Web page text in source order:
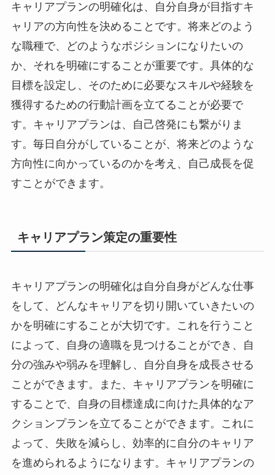
キャリアプランの明確化は、自分自身が目指すキ
ャリアの方向性を決めることです。将来どのよう
な職種で、どのようなポジションになりたいの
か、それを明確にすることが重要です。具体的な
目標を設定し、そのために必要なスキルや経験を
獲得するための行動計画を立てることが必要で
す。キャリアプランは、自己啓発にも繋がりま
す。毎日自分がしていることが、将来どのような
方向性に向かっているのかを考え、自己成長を促
すことができます。
キャリアプラン策定の重要性
キャリアプランの明確化は自分自身がどんな仕事
をして、どんなキャリアを切り開いていきたいの
かを明確にすることが大切です。これを行うこと
によって、自身の適職を見つけることができ、自
分の強みや弱みを理解し、自分自身を成長させる
ことができます。また、キャリアプランを明確に
することで、自身の目標達成に向けた具体的なア
クションプランを立てることができます。これに
よって、失敗を減らし、効率的に自分のキャリア
を進められるようになります。キャリアプランの